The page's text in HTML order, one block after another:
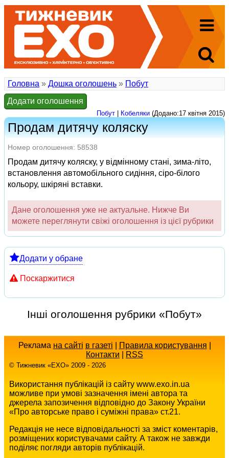
Головна » Дошка оголошень » Побут
Додати оголошення
Побут Кобеляки (Додано:17 квітня 2015)
Продам дитячу коляску
Номер оголошення: 58538
Продам дитячу коляску, у відмінному стані, зима-літо,
встановлення автомобільного сидіння, сіро-білого
кольору, шкіряні вставки.
Дане оголошення уже не актуальне. Нижче Ви
можете переглянути свіжі оголошення із цієї рубрики
Додати у обране
Поскаржитися
Інші оголошення рубрики «Побут»
Реклама на сайті в газеті Правила користування
Контакти
RSS
© Тижневик «EХO» 2009 - 2026
Використання публікацій із сайту www.exo.in.ua
можливе при умові зазначення імені автора та
джерела запозичення відповідно до Закону України
«Про авторське право і суміжні права» ст.21.
Редакція не несе відповідальності за зміст коментарів,
розміщених користувачами сайту. А також не завжди
поділяє погляди авторів публікацій.